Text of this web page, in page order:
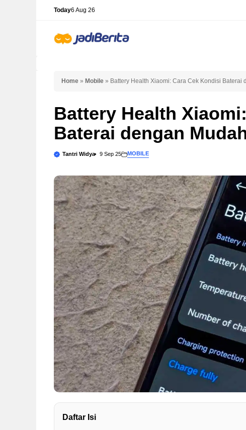
Today6 Aug 26
Home » Mobile » Battery Health Xiaomi: Cara Cek Kondisi Baterai
Battery Health
Baterai dengan
Tantri Widya 9 Sep 25 MOBILE
Daftar Isi